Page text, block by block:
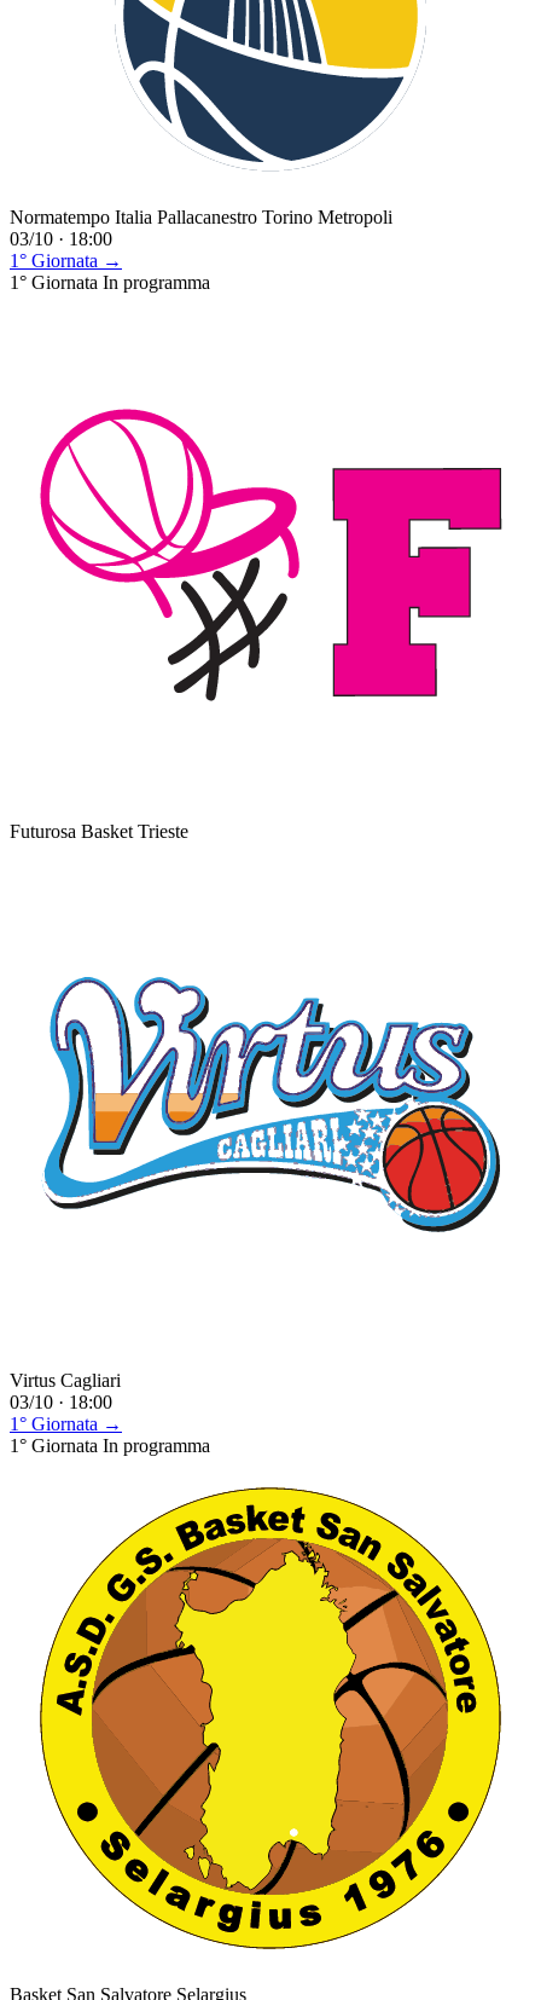
Normatempo Italia Pallacanestro Torino Metropoli
03/10 · 18:00
1° Giornata →
1° Giornata In programma
Futurosa Basket Trieste
Virtus Cagliari
03/10 · 18:00
1° Giornata →
1° Giornata In programma
Basket San Salvatore Selargius